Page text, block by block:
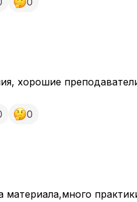
хорошие
0
материала,много